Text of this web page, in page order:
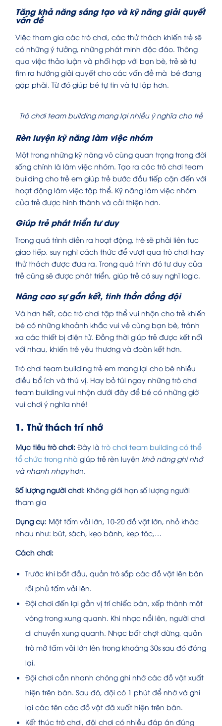
Tăng khả năng sáng tạo và kỹ năng giải quyết
vấn đề
Việc tham gia các trò chơi, các thử thách khiến trẻ sẽ
có những ý tưởng, những phát minh độc đáo. Thông
qua việc thảo luận và phối hợp với bạn bè, trẻ sẽ tự
tìm ra hướng giải quyết cho các vấn đề mà bé đang
gặp phải. Từ đó giúp bé tự tin và tự lập hơn.
Trò chơi team building mang lại nhiều ý nghĩa cho trẻ
Rèn luyện kỹ năng làm việc nhóm
Một trong những kỹ năng vô cùng quan trọng trong đời
sống chính là làm việc nhóm. Tạo ra các trò chơi team
building cho trẻ em giúp trẻ bước đầu tiếp cận đến với
hoạt động làm việc tập thể. Kỹ năng làm việc nhóm
của trẻ được hình thành và cải thiện hơn.
Giúp trẻ phát triển tư duy
Trong quá trình diễn ra hoạt động, trẻ sẽ phải liên tục
giao tiếp, suy nghĩ cách thức để vượt qua trò chơi hay
thử thách được đưa ra. Trong quá trình đó tư duy của
trẻ cũng sẽ được phát triển, giúp trẻ có suy nghĩ logic.
Nâng cao sự gắn kết, tinh thần đồng đội
Và hơn hết, các trò chơi tập thể vui nhộn cho trẻ khiến
bé có những khoảnh khắc vui vẻ cùng bạn bè, tránh
xa các thiết bị điện tử. Đồng thời giúp trẻ được kết nối
với nhau, khiến trẻ yêu thương và đoàn kết hơn.
Trò chơi team building trẻ em mang lại cho bé nhiều
điều bổ ích và thú vị. Hay bỏ túi ngay những trò chơi
team building vui nhộn dưới đây để bé có những giờ
vui chơi ý nghĩa nhé!
1. Thử thách trí nhớ
Mục tiêu trò chơi: Đây là trò chơi team building có thể
tổ chức trong nhà giúp trẻ rèn luyện khả năng ghi nhớ
và nhanh nhạyhơn.
Số lượng người chơi: Không giới hạn số lượng người
tham gia
Dụng cụ: Một tấm vải lớn, 10-20 đồ vật lớn, nhỏ khác
nhau như: bút, sách, kẹo bánh, kẹp tóc,…
Cách chơi:
Trước khi bắt đầu, quản trò sắp các đồ vật lên bàn
rồi phủ tấm vải lên.
Đội chơi đến lại gần vị trí chiếc bàn, xếp thành một
vòng trong xung quanh. Khi nhạc nổi lên, người chơi
di chuyển xung quanh. Nhạc bất chợt dừng, quản
trò mở tấm vải lớn lên trong khoảng 30s sau đó đóng
lại.
Đội chơi cần nhanh chóng ghi nhớ các đồ vật xuất
hiện trên bàn. Sau đó, đội có 1 phút để nhớ và ghi
lại các tên các đồ vật đã xuất hiện trên bàn.
Kết thúc trò chơi, đội chơi có nhiều đáp án đúng